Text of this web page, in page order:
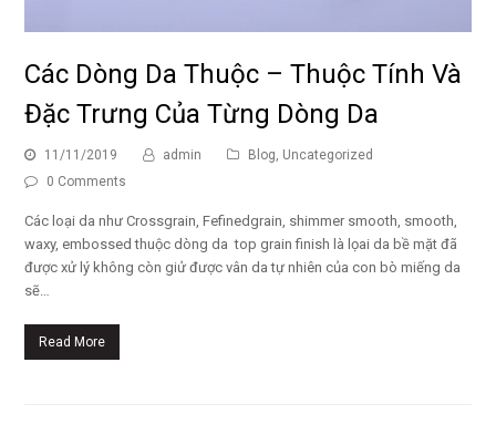
Các Dòng Da Thuộc – Thuộc Tính Và
Đặc Trưng Của Từng Dòng Da
11/11/2019 admin Blog, Uncategorized
0 Comments
Các loại da như Crossgrain, Fefinedgrain, shimmer smooth, smooth,
waxy, embossed thuộc dòng da top grain finish là lọai da bề mặt đã
được xử lý không còn giử được vân da tự nhiên của con bò miếng da
sẽ…
Read More